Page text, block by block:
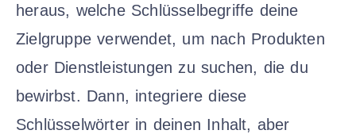
heraus, welche Schlüsselbegriffe deine
Zielgruppe verwendet, um nach Produkten
oder Dienstleistungen zu suchen, die du
bewirbst. Dann, integriere diese
Schlüsselwörter in deinen Inhalt, aber